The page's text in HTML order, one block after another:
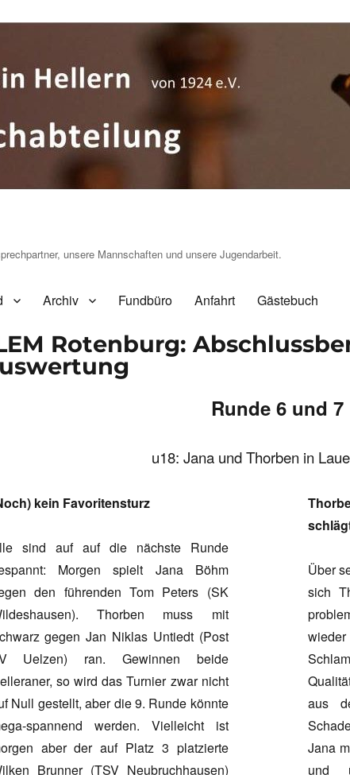
unsere Mannschaften und unsere Jugendarbeit.
Archiv Fundbüro Anfahrt Gästebuch
Rotenburg:
Runde 6 und 7
u18: Jana und Thorben in
kein Favoritensturz
sind auf auf die nächste Runde
Morgen spielt Jana Böhm
den führenden Tom Peters (SK
Thorben muss mit
gegen Jan Niklas Untiedt (Post
Uelzen) ran. Gewinnen beide
so wird das Turnier zwar nicht
Null gestellt, aber die 9. Runde könnte
spannend werden. Vielleicht ist
aber der auf Platz 3 platzierte
Brunner (TSV Neubruchhausen)
Über
sich
aus
Jana
und